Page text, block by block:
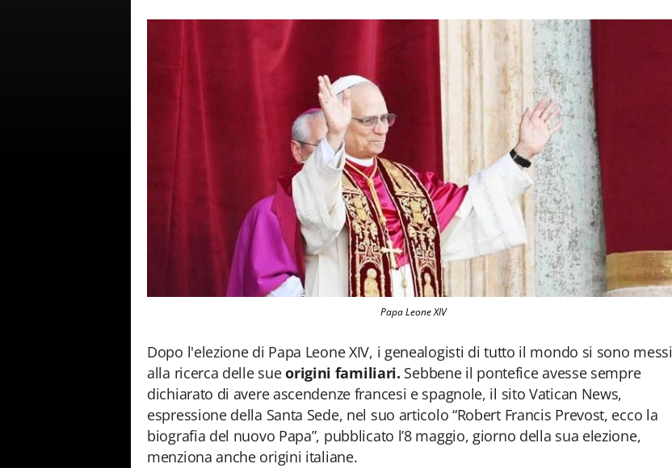
Papa Leone XIV
Dopo l'elezione di Papa Leone XIV, i genealogisti di tutto il mondo si sono messi
alla ricerca delle sueorigini familiari. Sebbene il pontefice avesse sempre
dichiarato di avere ascendenze francesi e spagnole, il sito Vatican News,
espressione della Santa Sede, nel suo articolo “Robert Francis Prevost, ecco la
biografia del nuovo Papa”, pubblicato l’8 maggio, giorno della sua elezione,
menziona anche origini italiane.